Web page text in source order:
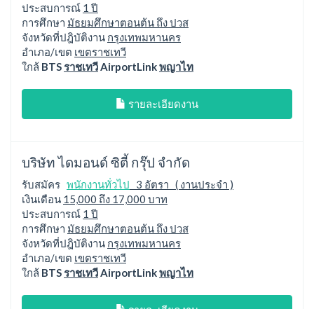
ประสบการณ์ 1 ปี
การศึกษา มัธยมศึกษาตอนต้น ถึง ปวส
จังหวัดที่ปฎิบัติงาน กรุงเทพมหานคร
อำเภอ/เขต เขตราชเทวี
ใกล้ BTSราชเทวีAirportLinkพญาไท
รายละเอียดงาน
บริษัท ไดมอนด์ ซิตี้ กรุ๊ป จำกัด
รับสมัคร พนักงานทั่วไป 3 อัตรา ( งานประจำ )
เงินเดือน 15,000 ถึง 17,000 บาท
ประสบการณ์ 1 ปี
การศึกษา มัธยมศึกษาตอนต้น ถึง ปวส
จังหวัดที่ปฎิบัติงาน กรุงเทพมหานคร
อำเภอ/เขต เขตราชเทวี
ใกล้ BTSราชเทวีAirportLinkพญาไท